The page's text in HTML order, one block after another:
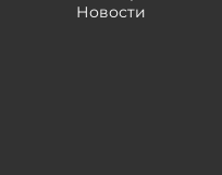
Новости